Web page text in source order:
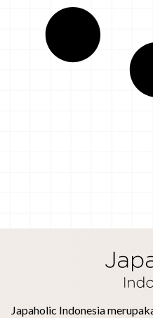
Japaholic Indonesia